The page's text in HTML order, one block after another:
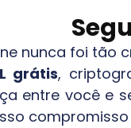
nunca foi tão
grátis,
entre você e